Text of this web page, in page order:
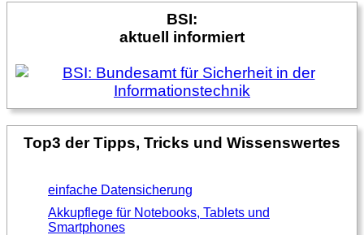
BSI:
aktuell informiert
Top3 der Tipps, Tricks und Wissenswertes
einfache Datensicherung
Akkupflege für Notebooks, Tablets und
Smartphones